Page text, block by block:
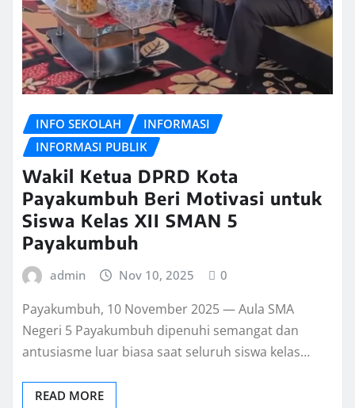
INFO SEKOLAH
INFORMASI
INFORMASI PUBLIK
Wakil Ketua DPRD Kota
Payakumbuh Beri Motivasi untuk
Siswa Kelas XII SMAN 5
Payakumbuh
admin Nov 10, 2025 0
Payakumbuh, 10 November 2025 — Aula SMA
Negeri 5 Payakumbuh dipenuhi semangat dan
antusiasme luar biasa saat seluruh siswa kelas…
READ MORE